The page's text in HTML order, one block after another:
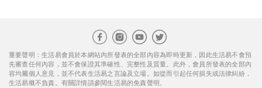
重要聲明：生活易會員於本網站內所發表的全部內容為即時更新，因此生活易不會預
先審查任何內容，並不會保證其準確性、完整性及質量。此外，會員所發表的全部內
容均屬個人意見，並不代表生活易之言論及立場。如從而引起任何損失或法律糾紛，
生活易概不負責。有關詳情請參閱生活易的免責聲明。